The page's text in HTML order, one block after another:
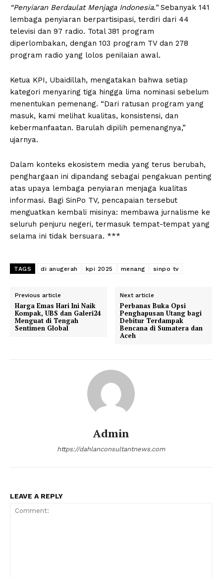
“Penyiaran Berdaulat Menjaga Indonesia.”Sebanyak 141
lembaga penyiaran berpartisipasi, terdiri dari 44
televisi dan 97 radio. Total 381 program
diperlombakan, dengan 103 program TV dan 278
program radio yang lolos penilaian awal.
Ketua KPI, Ubaidillah, mengatakan bahwa setiap
kategori menyaring tiga hingga lima nominasi sebelum
menentukan pemenang. “Dari ratusan program yang
masuk, kami melihat kualitas, konsistensi, dan
kebermanfaatan. Barulah dipilih pemenangnya,”
ujarnya.
Dalam konteks ekosistem media yang terus berubah,
penghargaan ini dipandang sebagai pengakuan penting
atas upaya lembaga penyiaran menjaga kualitas
informasi. Bagi SinPo TV, pencapaian tersebut
menguatkan kembali misinya: membawa jurnalisme ke
seluruh penjuru negeri, termasuk tempat-tempat yang
selama ini tidak bersuara. ***
TAGS di anugerah kpi 2025 menang sinpo tv
Previous article
Harga Emas Hari Ini Naik
Kompak, UBS dan Galeri24
Menguat di Tengah
Sentimen Global
Next article
Perbanas Buka Opsi
Penghapusan Utang bagi
Debitur Terdampak
Bencana di Sumatera dan
Aceh
Admin
https://dahlanconsultantnews.com
LEAVE A REPLY